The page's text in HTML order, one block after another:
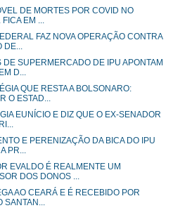
DE MORTES POR COVID NO
FICA EM ...
FAZ NOVA OPERAÇÃO CONTRA
DE...
DE SUPERMERCADO DE IPU APONTAM
D...
QUE RESTA A BOLSONARO:
O ESTAD...
EUNÍCIO E DIZ QUE O EX-SENADOR
E PERENIZAÇÃO DA BICA DO IPU
PR...
EVALDO É REALMENTE UM
DOS DONOS ...
AO CEARÁ E É RECEBIDO POR
SANTAN...